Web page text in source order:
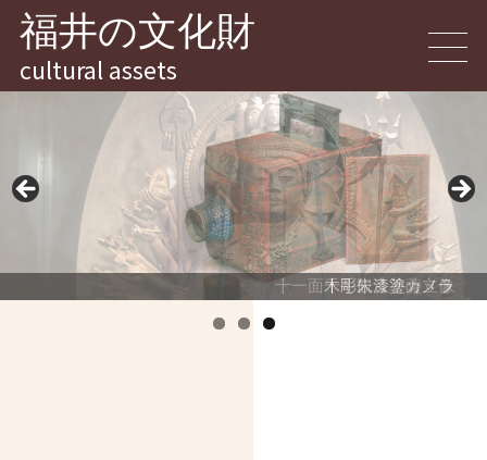
福井の文化財
cultural assets
十一面千手観音菩薩立像
木彫朱漆塗カメラ